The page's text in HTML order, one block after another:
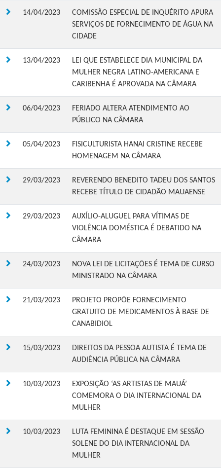
14/04/2023
COMISSÃO ESPECIAL DE INQUÉRITO APURA
SERVIÇOS DE FORNECIMENTO DE ÁGUA NA
CIDADE
13/04/2023
LEI QUE ESTABELECE DIA MUNICIPAL DA
MULHER NEGRA LATINO-AMERICANA E
CARIBENHA É APROVADA NA CÂMARA
06/04/2023
FERIADO ALTERA ATENDIMENTO AO
PÚBLICO NA CÂMARA
05/04/2023
FISICULTURISTA HANAI CRISTINE RECEBE
HOMENAGEM NA CÂMARA
29/03/2023
REVERENDO BENEDITO TADEU DOS SANTOS
RECEBE TÍTULO DE CIDADÃO MAUAENSE
29/03/2023
AUXÍLIO-ALUGUEL PARA VÍTIMAS DE
VIOLÊNCIA DOMÉSTICA É DEBATIDO NA
CÂMARA
24/03/2023
NOVA LEI DE LICITAÇÕES É TEMA DE CURSO
MINISTRADO NA CÂMARA
21/03/2023
PROJETO PROPÕE FORNECIMENTO
GRATUITO DE MEDICAMENTOS À BASE DE
CANABIDIOL
15/03/2023
DIREITOS DA PESSOA AUTISTA É TEMA DE
AUDIÊNCIA PÚBLICA NA CÂMARA
10/03/2023
EXPOSIÇÃO ‘AS ARTISTAS DE MAUÁ’
COMEMORA O DIA INTERNACIONAL DA
MULHER
10/03/2023
LUTA FEMININA É DESTAQUE EM SESSÃO
SOLENE DO DIA INTERNACIONAL DA
MULHER